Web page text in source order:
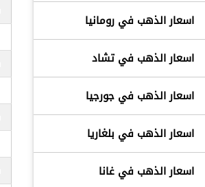
اسعار الذهب في رومانيا
اسعار الذهب في تشاد
اسعار الذهب في جورجيا
اسعار الذهب في بلغاريا
اسعار الذهب في غانا